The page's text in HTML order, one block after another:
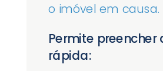
o imóvel em causa.
Permite preencher
rápida: